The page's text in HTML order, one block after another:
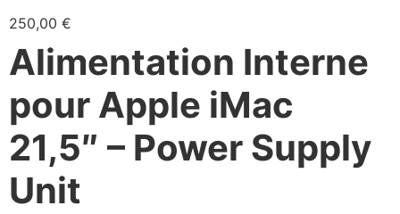
250,00 €
Alimentation Interne
pour Apple iMac
21,5″ – Power Supply
Unit